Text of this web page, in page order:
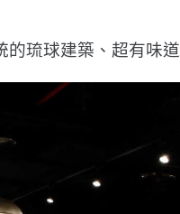
的琉球建築、超有味道